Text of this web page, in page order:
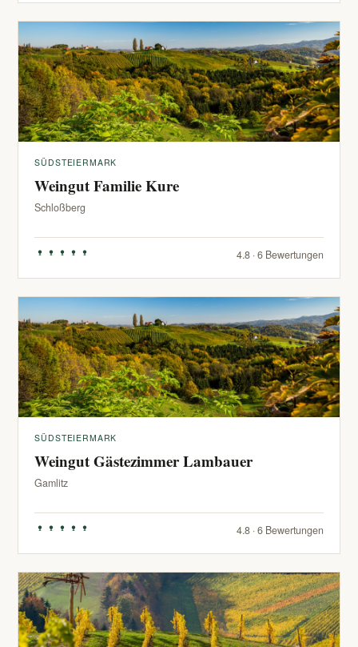
SÜDSTEIERMARK
Weingut Familie Kure
Schloßberg
4.8 · 6 Bewertungen
SÜDSTEIERMARK
Weingut Gästezimmer Lambauer
Gamlitz
4.8 · 6 Bewertungen